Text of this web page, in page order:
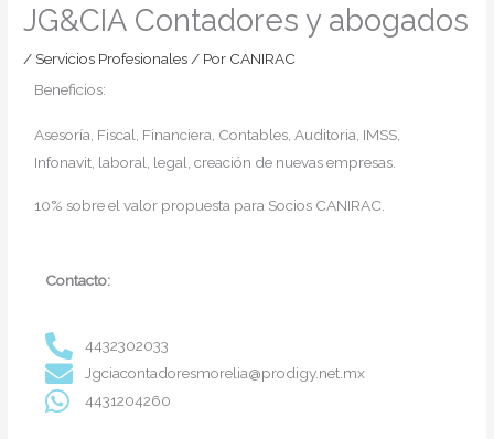
JG&CIA Contadores y abogados
/ Servicios Profesionales / Por CANIRAC
Beneficios:
Asesoría, Fiscal, Financiera, Contables, Auditoria, IMSS,
Infonavit, laboral, legal, creación de nuevas empresas.
10% sobre el valor propuesta para Socios CANIRAC.
Contacto:
4432302033
Jgciacontadoresmorelia@prodigy.net.mx
4431204260